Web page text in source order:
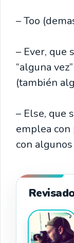
– Too
– Ever, que
“alguna
(también
– Else, que
emplea
con